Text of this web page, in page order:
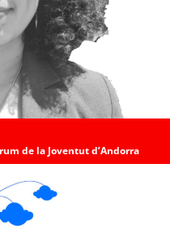
de la Joventut d’Andorra